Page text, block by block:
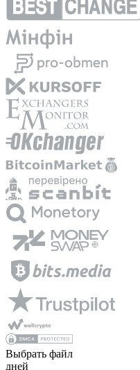
Выбрать файл
дней